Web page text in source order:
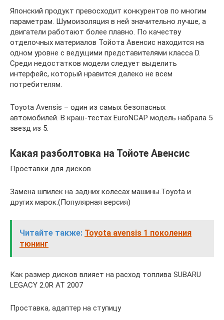
Японский продукт превосходит конкурентов по многим
параметрам. Шумоизоляция в ней значительно лучше, а
двигатели работают более плавно. По качеству
отделочных материалов Тойота Авенсис находится на
одном уровне с ведущими представителями класса D.
Среди недостатков модели следует выделить
интерфейс, который нравится далеко не всем
потребителям.
Toyota Avensis – один из самых безопасных
автомобилей. В краш-тестах EuroNCAP модель набрала 5
звезд из 5.
Какая разболтовка на Тойоте Авенсис
Проставки для дисков
Замена шпилек на задних колесах машины.Toyota и
других марок.(Популярная версия)
Читайте также: Toyota avensis 1 поколения
тюнинг
Как размер дисков влияет на расход топлива SUBARU
LEGACY 2.0R AT 2007
Проставка, адаптер на ступицу